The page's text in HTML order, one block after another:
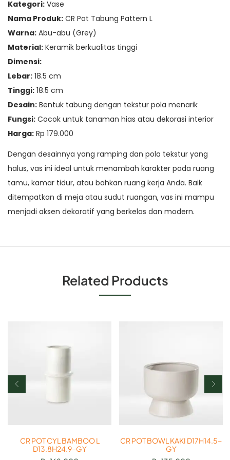
Kategori: Vase
Nama Produk: CR Pot Tabung Pattern L
Warna: Abu-abu (Grey)
Material: Keramik berkualitas tinggi
Dimensi:
Lebar: 18.5 cm
Tinggi: 18.5 cm
Desain: Bentuk tabung dengan tekstur pola menarik
Fungsi: Cocok untuk tanaman hias atau dekorasi interior
Harga: Rp 179.000
Dengan desainnya yang ramping dan pola tekstur yang
halus, vas ini ideal untuk menambah karakter pada ruang
tamu, kamar tidur, atau bahkan ruang kerja Anda. Baik
ditempatkan di meja atau sudut ruangan, vas ini mampu
menjadi aksen dekoratif yang berkelas dan modern.
Related Products
CR POT CYL BAMBOO L
D13.8H24.9-GY
CR POT BOWL KAKI D17H14.5-
GY